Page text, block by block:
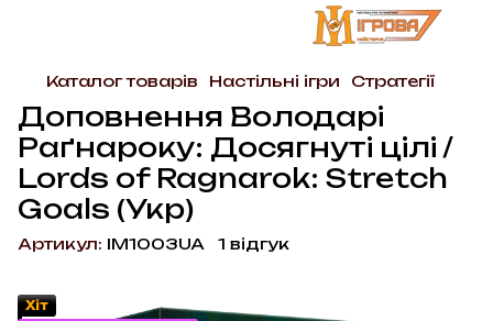
Каталог товарів Настільні ігри Стратегії
Доповнення Володарі
Раґнароку: Досягнуті цілі /
Lords of Ragnarok: Stretch
Goals (Укр)
Артикул: IM1003UA 1 відгук
Хіт